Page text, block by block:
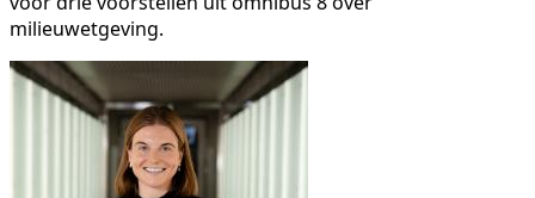
milieuwetgeving.